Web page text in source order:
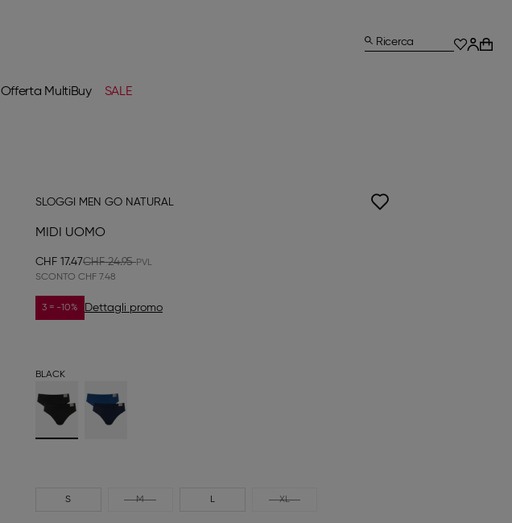
Offerta MultiBuy SALE
Ricerca
SLOGGI MEN GO NATURAL
MIDI UOMO
CHF 17.47CHF 24.95
SCONTO CHF 7.48
3 = -10% Dettagli promo
BLACK
S M L XL